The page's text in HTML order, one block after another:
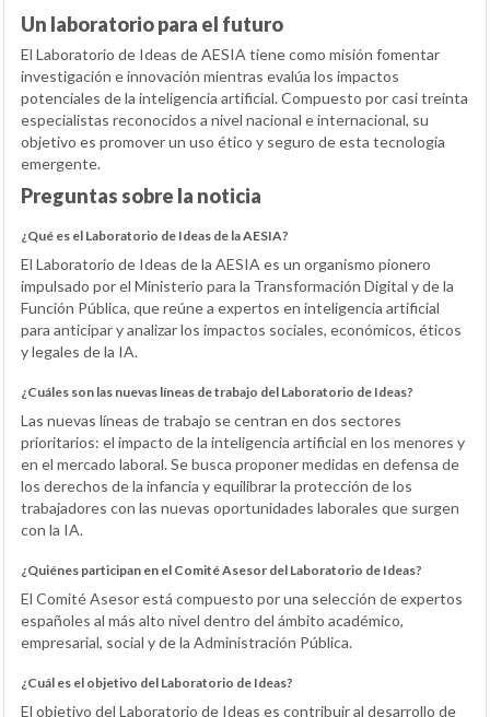
Un laboratorio para el futuro
El Laboratorio de Ideas de AESIA tiene como misión fomentar
investigación e innovación mientras evalúa los impactos
potenciales de la inteligencia artificial. Compuesto por casi treinta
especialistas reconocidos a nivel nacional e internacional, su
objetivo es promover un uso ético y seguro de esta tecnología
emergente.
Preguntas sobre la noticia
¿Qué es el Laboratorio de Ideas de la AESIA?
El Laboratorio de Ideas de la AESIA es un organismo pionero
impulsado por el Ministerio para la Transformación Digital y de la
Función Pública, que reúne a expertos en inteligencia artificial
para anticipar y analizar los impactos sociales, económicos, éticos
y legales de la IA.
¿Cuáles son las nuevas líneas de trabajo del Laboratorio de Ideas?
Las nuevas líneas de trabajo se centran en dos sectores
prioritarios: el impacto de la inteligencia artificial en los menores y
en el mercado laboral. Se busca proponer medidas en defensa de
los derechos de la infancia y equilibrar la protección de los
trabajadores con las nuevas oportunidades laborales que surgen
con la IA.
¿Quiénes participan en el Comité Asesor del Laboratorio de Ideas?
El Comité Asesor está compuesto por una selección de expertos
españoles al más alto nivel dentro del ámbito académico,
empresarial, social y de la Administración Pública.
¿Cuál es el objetivo del Laboratorio de Ideas?
El objetivo del Laboratorio de Ideas es contribuir al desarrollo de